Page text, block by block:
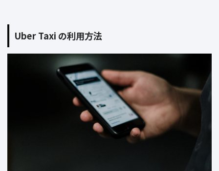
Uber Taxi の利用方法